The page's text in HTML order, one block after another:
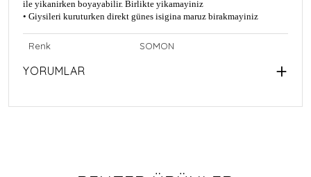
ile yikanirken boyayabilir. Birlikte yikamayiniz
• Giysileri kuruturken direkt günes isigina maruz birakmayiniz
Renk SOMON
YORUMLAR